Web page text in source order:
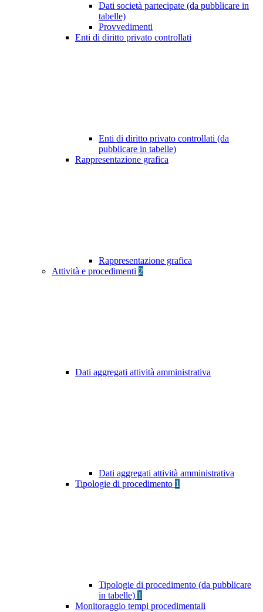
Dati società partecipate (da pubblicare in
tabelle)
Provvedimenti
Enti di diritto privato controllati
Enti di diritto privato controllati (da
pubblicare in tabelle)
Rappresentazione grafica
Rappresentazione grafica
Attività e procedimenti 2
Dati aggregati attività amministrativa
Dati aggregati attività amministrativa
Tipologie di procedimento 1
Tipologie di procedimento (da pubblicare
in tabelle) 1
Monitoraggio tempi procedimentali